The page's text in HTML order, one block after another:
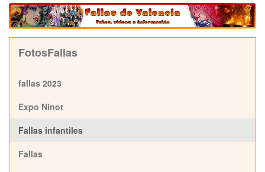
FotosFallas
fallas 2023
Expo Ninot
Fallas infantiles
Fallas